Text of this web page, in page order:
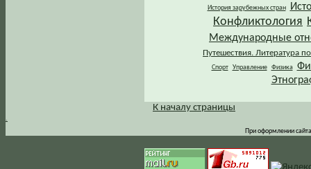
История зарубежных стран
Конфликтология
Международные
Путешествия. Литература
Спорт Управление Физика
.
К началу страницы
При оформлении